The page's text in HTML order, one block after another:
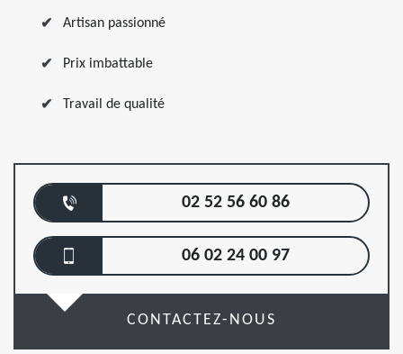
Artisan passionné
Prix imbattable
Travail de qualité
02 52 56 60 86
06 02 24 00 97
CONTACTEZ-NOUS